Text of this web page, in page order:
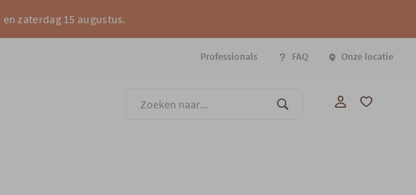
zaterdag 15 augustus.
Professionals FAQ Onze locatie